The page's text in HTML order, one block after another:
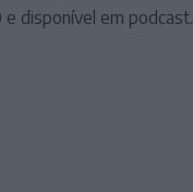
disponível em podcast.